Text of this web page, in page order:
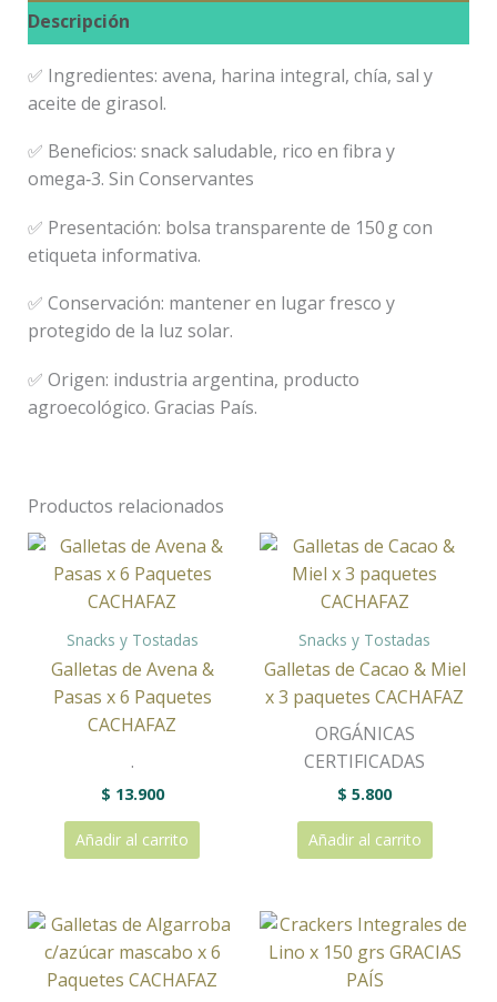
Descripción
✅ Ingredientes: avena, harina integral, chía, sal y
aceite de girasol.
✅ Beneficios: snack saludable, rico en fibra y
omega‑3. Sin Conservantes
✅ Presentación: bolsa transparente de 150 g con
etiqueta informativa.
✅ Conservación: mantener en lugar fresco y
protegido de la luz solar.
✅ Origen: industria argentina, producto
agroecológico. Gracias País.
Productos relacionados
Snacks y Tostadas
Galletas de Avena &
Pasas x 6 Paquetes
CACHAFAZ
.
$ 13.900
Añadir al carrito
Snacks y Tostadas
Galletas de Cacao & Miel
x 3 paquetes CACHAFAZ
ORGÁNICAS
CERTIFICADAS
$ 5.800
Añadir al carrito